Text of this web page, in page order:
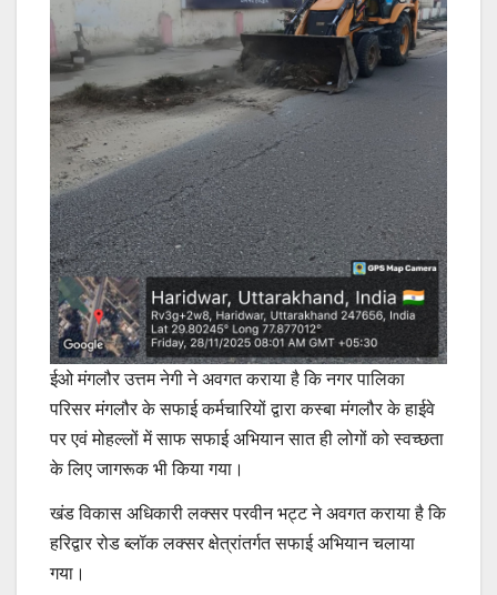
ईओ मंगलौर उत्तम नेगी ने अवगत कराया है कि नगर पालिका
परिसर मंगलौर के सफाई कर्मचारियों द्वारा कस्बा मंगलौर के हाईवे
पर एवं मोहल्लों में साफ सफाई अभियान सात ही लोगों को स्वच्छता
के लिए जागरूक भी किया गया।
खंड विकास अधिकारी लक्सर परवीन भट्ट ने अवगत कराया है कि
हरिद्वार रोड ब्लॉक लक्सर क्षेत्रांतर्गत सफाई अभियान चलाया
गया।